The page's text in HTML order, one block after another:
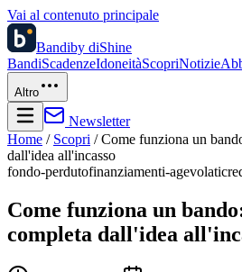
Vai al contenuto principale
Bandiby diShine
BandiScadenzeIdoneitàScopriNotizie
Altro
Newsletter
Home / Scopri / Come funziona un
dall'idea all'incasso
fondo-perdutofinanziamenti-agevolati
Come funziona un
completa dall'idea